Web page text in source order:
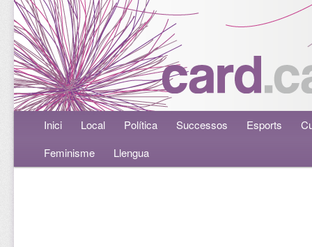
Menú principalAneu al contingut principal
Aneu al contingut secundari
Inici Local Política Successos Esports
Feminisme
Llengua